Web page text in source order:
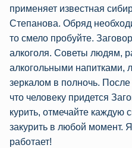
применяет известная
Степанова. Обряд
то смело пробуйте.
алкоголя. Советы людям,
алкогольными напитками,
зеркалом в полночь.
что человеку придется
курить, отмечайте
закурить в любой момент.
работает!